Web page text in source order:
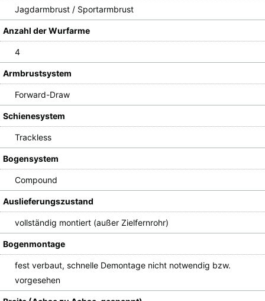
Jagdarmbrust / Sportarmbrust
Anzahl der Wurfarme
4
Armbrustsystem
Forward-Draw
Schienesystem
Trackless
Bogensystem
Compound
Auslieferungszustand
vollständig montiert (außer Zielfernrohr)
Bogenmontage
fest verbaut, schnelle Demontage nicht notwendig bzw.
vorgesehen